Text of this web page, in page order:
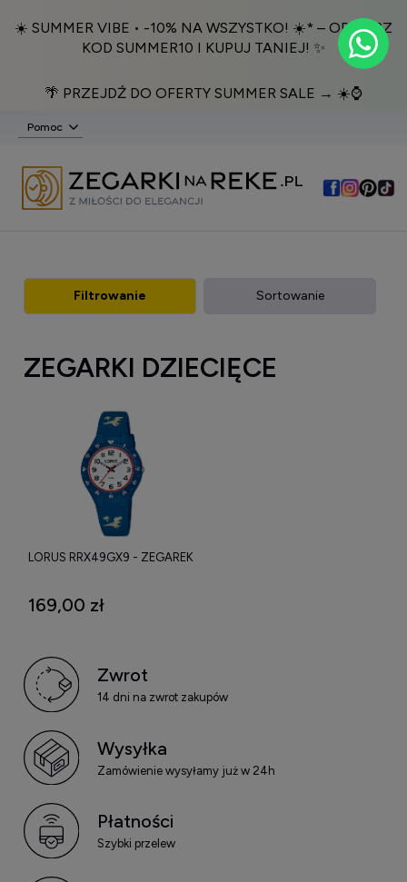
☀️ SUMMER VIBE • -10% NA WSZYSTKO! ☀️* – ODBIERZ
KOD SUMMER10 I KUPUJ TANIEJ! ✨
🌴 PRZEJDŹ DO OFERTY SUMMER SALE → ☀️⌚️
Pomoc
Filtrowanie Sortowanie
ZEGARKI DZIECIĘCE
LORUS RRX49GX9 - ZEGAREK
169,00 zł
Zwrot
14 dni na zwrot zakupów
Wysyłka
Zamówienie wysyłamy już w 24h
Płatności
Szybki przelew